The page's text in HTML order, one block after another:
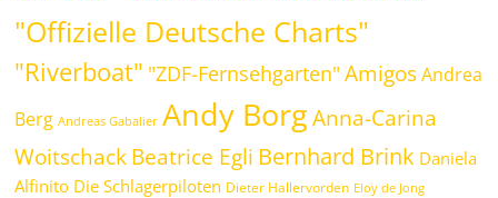
"Offizielle Deutsche Charts"
"Riverboat" "ZDF-Fernsehgarten" Amigos Andrea
Berg Andreas Gabalier Andy Borg Anna-Carina
WoitschackBeatrice Egli Bernhard Brink Daniela
Alfinito Die Schlagerpiloten Dieter Hallervorden Eloy de Jong